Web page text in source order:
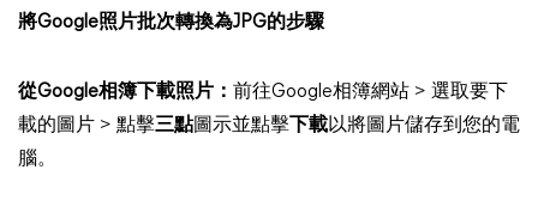
將Google照片批次轉換為JPG的步驟
從Google相簿下載照片： 前往Google相簿網站 > 選取要下
載的圖片 > 點擊三點圖示並點擊 下載以將圖片儲存到您的電
腦。